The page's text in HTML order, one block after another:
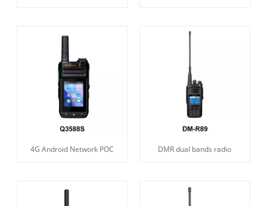
4G Android Network POC DMR dual bands radio